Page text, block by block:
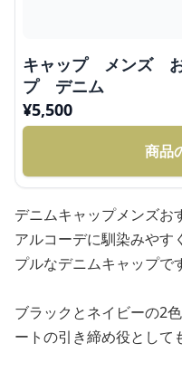
キャップ メンズ
プ デニム
¥5,500
商品
デニムキャップメンズお
アルコーデに馴染みやす
プルなデニムキャップで
ブラックとネイビーの2
ートの引き締め役として